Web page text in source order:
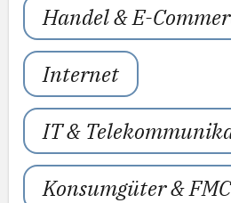
Handel & E-
Internet
IT &
Konsumgüter &